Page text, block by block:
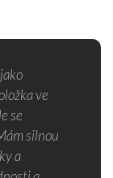
ve
se
silnou
a